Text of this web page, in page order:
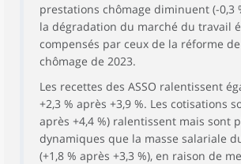
prestations chômage diminuent (-0,3
la dégradation du marché du travail
compensés par ceux de la réforme de
chômage de 2023.
Les recettes des ASSO ralentissent
+2,3 % après +3,9 %. Les cotisations
après +4,4 %) ralentissent mais sont
dynamiques que la masse salariale
(+1,8 % après +3,3 %), en raison de